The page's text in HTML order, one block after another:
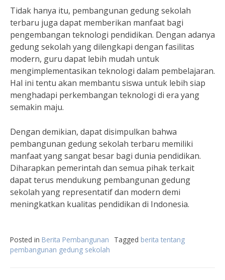
Tidak hanya itu, pembangunan gedung sekolah
terbaru juga dapat memberikan manfaat bagi
pengembangan teknologi pendidikan. Dengan adanya
gedung sekolah yang dilengkapi dengan fasilitas
modern, guru dapat lebih mudah untuk
mengimplementasikan teknologi dalam pembelajaran.
Hal ini tentu akan membantu siswa untuk lebih siap
menghadapi perkembangan teknologi di era yang
semakin maju.
Dengan demikian, dapat disimpulkan bahwa
pembangunan gedung sekolah terbaru memiliki
manfaat yang sangat besar bagi dunia pendidikan.
Diharapkan pemerintah dan semua pihak terkait
dapat terus mendukung pembangunan gedung
sekolah yang representatif dan modern demi
meningkatkan kualitas pendidikan di Indonesia.
Posted in Berita Pembangunan Tagged berita tentang
pembangunan gedung sekolah